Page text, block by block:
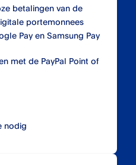
betalingen van de
portemonnees
Pay en Samsung Pay
met de PayPal Point of
nodig